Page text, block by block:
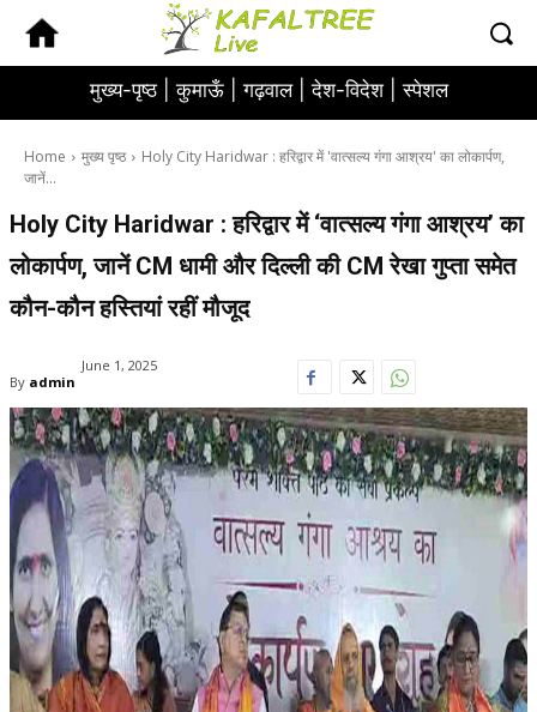
मुख्य-पृष्ठ |कुमाऊँ |गढ़वाल |देश-विदेश |स्पेशल
Home मुख्य पृष्ठ
Holy City Haridwar : हरिद्वार में 'वात्सल्य गंगा आश्रय' का लोकार्पण,
जानें...
Holy City Haridwar : हरिद्वार में ‘वात्सल्य गंगा आश्रय’ का
लोकार्पण, जानें CM धामी और दिल्ली की CM रेखा गुप्ता समेत
कौन-कौन हस्तियां रहीं मौजूद
By admin
June 1, 2025